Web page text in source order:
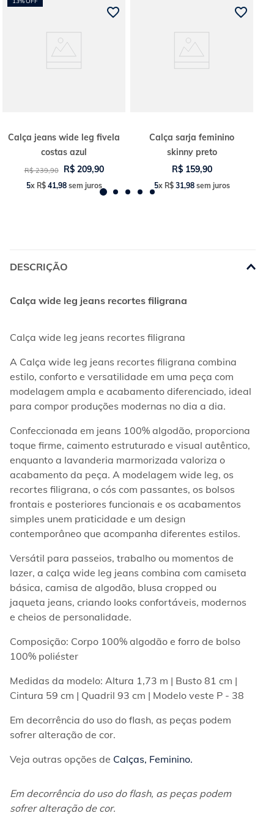
decorrência do uso do flash, as peças podem sofrer alteração de cor.
Calça jeans wide leg fivela
costas azul
R$ 239,90 R$ 209,90
5x R$ 41,98sem juros
Calça sarja feminino
skinny preto
R$ 159,90
5x R$ 31,98sem juros
DESCRIÇÃO
Calça wide leg jeans recortes filigrana
Calça wide leg jeans recortes filigrana
A Calça wide leg jeans recortes filigrana combina
estilo, conforto e versatilidade em uma peça com
modelagem ampla e acabamento diferenciado, ideal
para compor produções modernas no dia a dia.
Confeccionada em jeans 100% algodão, proporciona
toque firme, caimento estruturado e visual autêntico,
enquanto a lavanderia marmorizada valoriza o
acabamento da peça. A modelagem wide leg, os
recortes filigrana, o cós com passantes, os bolsos
frontais e posteriores funcionais e os acabamentos
simples unem praticidade e um design
contemporâneo que acompanha diferentes estilos.
Versátil para passeios, trabalho ou momentos de
lazer, a calça wide leg jeans combina com camiseta
básica, camisa de algodão, blusa cropped ou
jaqueta jeans, criando looks confortáveis, modernos
e cheios de personalidade.
Composição: Corpo 100% algodão e forro de bolso
100% poliéster
Medidas da modelo: Altura 1,73 m | Busto 81 cm |
Cintura 59 cm | Quadril 93 cm | Modelo veste P - 38
Em decorrência do uso do flash, as peças podem
sofrer alteração de cor.
Veja outras opções de Calças, Feminino.
Em decorrência do uso do flash, as peças podem
sofrer alteração de cor.